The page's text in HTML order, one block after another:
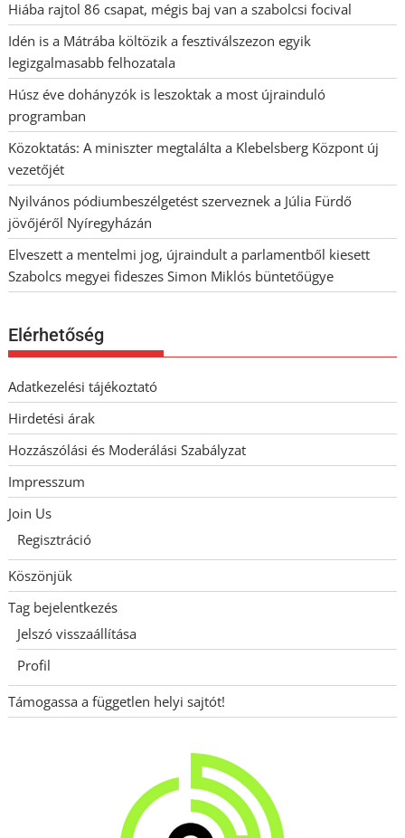
Hiába rajtol 86 csapat, mégis baj van a szabolcsi focival
Idén is a Mátrába költözik a fesztiválszezon egyik
legizgalmasabb felhozatala
Húsz éve dohányzók is leszoktak a most újrainduló
programban
Közoktatás: A miniszter megtalálta a Klebelsberg Központ új
vezetőjét
Nyilvános pódiumbeszélgetést szerveznek a Júlia Fürdő
jövőjéről Nyíregyházán
Elveszett a mentelmi jog, újraindult a parlamentből kiesett
Szabolcs megyei fideszes Simon Miklós büntetőügye
Elérhetőség
Adatkezelési tájékoztató
Hirdetési árak
Hozzászólási és Moderálási Szabályzat
Impresszum
Join Us
Regisztráció
Köszönjük
Tag bejelentkezés
Jelszó visszaállítása
Profil
Támogassa a független helyi sajtót!